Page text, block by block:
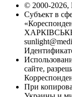
© 2000-2026,
Субъект в
ХАРКІВСЬКЕ
сайте,
При